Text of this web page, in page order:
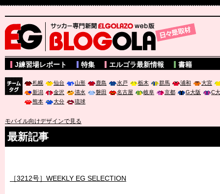
サッカー専門新聞ELGOLAZO web版 BLOGOLA
J練習場レポート 特集 エルゴラ最新情報 書籍
札幌 仙台 山形 鹿島 水戸 栃木 群馬 浦和
大宮
新潟
金沢 清水 磐田 名古屋 岐阜 京都 G大阪
C
熊本
大分 琉球
モバイル向けデザインで見る
最新記事
［3212号］WEEKLY EG SELECTION